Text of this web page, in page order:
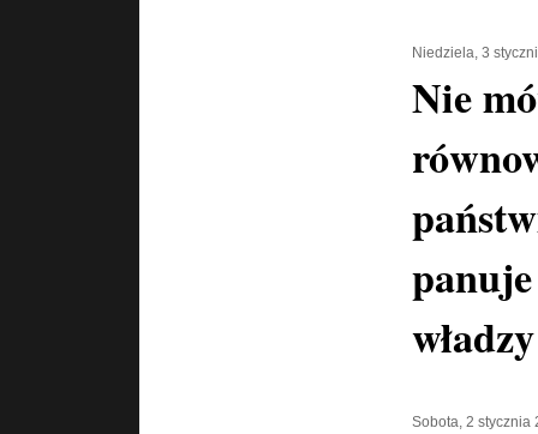
Niedziela, 3
Nie
Sobota, 2 stycznia